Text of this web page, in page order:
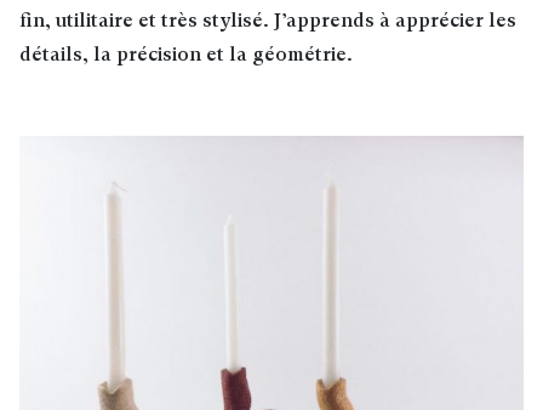
fin, utilitaire et très stylisé. J’apprends à apprécier les
détails, la précision et la géométrie.